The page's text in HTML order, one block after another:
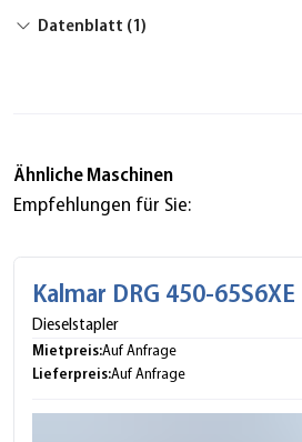
Datenblatt (1)
Ähnliche Maschinen
Empfehlungen für Sie:
Kalmar DRG 450-65S6XE
Dieselstapler
Mietpreis:Auf Anfrage
Lieferpreis:Auf Anfrage